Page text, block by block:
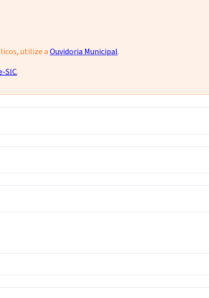
utilize aOuvidoria Municipal.
SIC.